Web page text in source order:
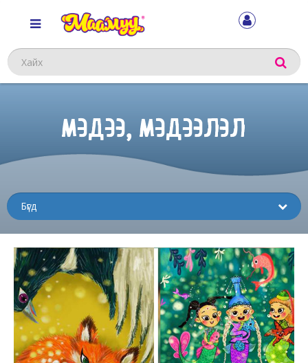
Хайх
МЭДЭЭ, МЭДЭЭЛЭЛ